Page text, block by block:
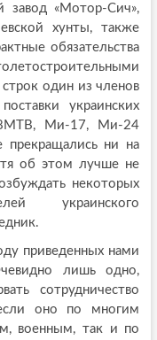
завод «Мотор-Сич»,
хунты, также
обязательства
один из членов
украинских
8МТВ, Ми-17, Ми-24
ни на
об этом лучше не
некоторых
украинского
приведенных нами
лишь одно,
сотрудничество
оно по многим
военным, так и по